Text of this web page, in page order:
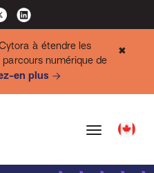
à étendre les
numérique de
en plus
✖